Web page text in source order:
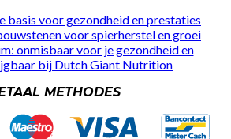
basis voor gezondheid en prestaties
voor spierherstel en groei
onmisbaar voor je gezondheid en
bij Dutch Giant Nutrition
METHODES